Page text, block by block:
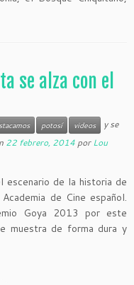
se alza con el
potosí videos
y se
22 febrero, 2014 porLou
escenario de la historia de
de Cine español.
Goya 2013 por este
muestra de forma dura y